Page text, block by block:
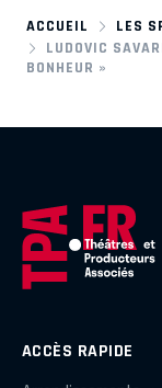
ACCUEIL
LES
LUDOVIC
BONHEUR »
ACCÈS RAPIDE